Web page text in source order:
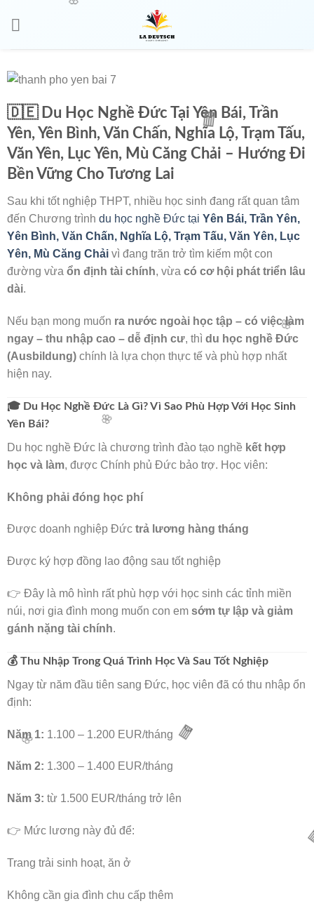
🌸
🌸
🧧
🌸
🇩🇪 Du Học Nghề Đức Tại Yên Bái, Trần
Yên, Yên Bình, Văn Chấn, Nghĩa Lộ, Trạm Tấu,
Văn Yên, Lục Yên, Mù Căng Chải – Hướng Đi
Bền Vững Cho Tương Lai
Sau khi tốt nghiệp THPT, nhiều học sinh đang rất quan tâm
đến Chương trình du học nghề Đức tại Yên Bái, Trần Yên,
Yên Bình, Văn Chấn, Nghĩa Lộ, Trạm Tấu, Văn Yên, Lục
Yên, Mù Căng Chải vì đang trăn trở tìm kiếm một con
đường vừa ổn định tài chính, vừa có cơ hội phát triển lâu
dài.
Nếu bạn mong muốn ra nước ngoài học tập – có việc làm
ngay – thu nhập cao – dễ định cư, thì du học nghề Đức
(Ausbildung) chính là lựa chọn thực tế và phù hợp nhất
hiện nay.
🎓 Du Học Nghề Đức Là Gì? Vì Sao Phù Hợp Với Học Sinh
Yên Bái?
Du học nghề Đức là chương trình đào tạo nghề kết hợp
học và làm, được Chính phủ Đức bảo trợ. Học viên:
Không phải đóng học phí
Được doanh nghiệp Đức trả lương hàng tháng
Được ký hợp đồng lao động sau tốt nghiệp
👉 Đây là mô hình rất phù hợp với học sinh các tỉnh miền
núi, nơi gia đình mong muốn con em sớm tự lập và giảm
gánh nặng tài chính.
💰 Thu Nhập Trong Quá Trình Học Và Sau Tốt Nghiệp
Ngay từ năm đầu tiên sang Đức, học viên đã có thu nhập ổn
định:
Năm 1: 1.100 – 1.200 EUR/tháng
Năm 2: 1.300 – 1.400 EUR/tháng
Năm 3: từ 1.500 EUR/tháng trở lên
👉 Mức lương này đủ để:
Trang trải sinh hoạt, ăn ở
Không cần gia đình chu cấp thêm